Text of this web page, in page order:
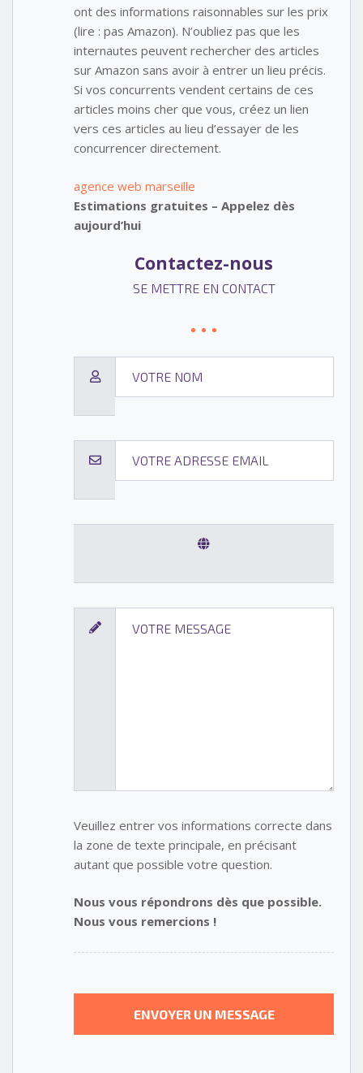
ont des informations raisonnables sur les prix
(lire : pas Amazon). N’oubliez pas que les
internautes peuvent rechercher des articles
sur Amazon sans avoir à entrer un lieu précis.
Si vos concurrents vendent certains de ces
articles moins cher que vous, créez un lien
vers ces articles au lieu d’essayer de les
concurrencer directement.
agence web marseille
Estimations gratuites – Appelez dès
aujourd’hui
Contactez-nous
SE METTRE EN CONTACT
Veuillez entrer vos informations correcte dans
la zone de texte principale, en précisant
autant que possible votre question.
Nous vous répondrons dès que possible.
Nous vous remercions !